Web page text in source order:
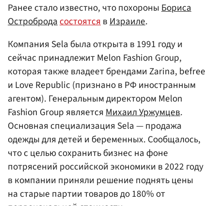
Ранее стало известно, что похороны Бориса
Остроброда состоятся в Израиле.
Компания Sela была открыта в 1991 году и
сейчас принадлежит Melon Fashion Group,
которая также владеет брендами Zarina, befree
и Love Republic (признано в РФ иностранным
агентом). Генеральным директором Melon
Fashion Group являетсяМихаил Уржумцев.
Основная специализация Sela — продажа
одежды для детей и беременных. Сообщалось,
что с целью сохранить бизнес на фоне
потрясений российской экономики в 2022 году
в компании приняли решение поднять цены
на старые партии товаров до 180% от